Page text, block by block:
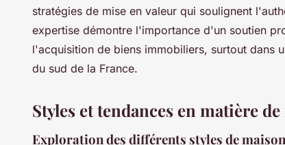
stratégies de mise en valeur qui soulignent
expertise démontre l'importance d'un soutien
l'acquisition de biens immobiliers, surtout dans
du sud de la France.
Styles et tendances en matière
Exploration des différents styles de maison